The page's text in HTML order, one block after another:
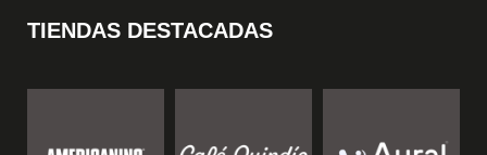
TIENDAS DESTACADAS